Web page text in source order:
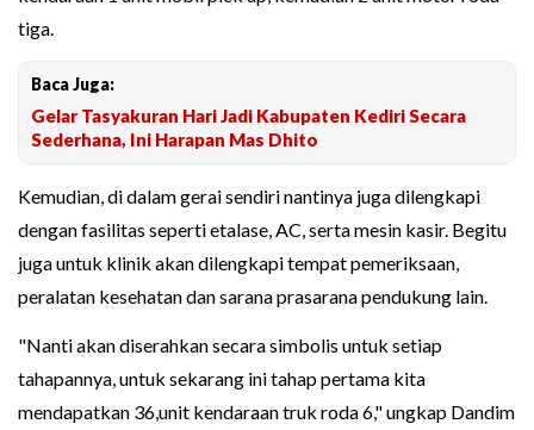
tiga.
Baca Juga:
Gelar Tasyakuran Hari Jadi Kabupaten Kediri Secara
Sederhana, Ini Harapan Mas Dhito
Kemudian, di dalam gerai sendiri nantinya juga dilengkapi
dengan fasilitas seperti etalase, AC, serta mesin kasir. Begitu
juga untuk klinik akan dilengkapi tempat pemeriksaan,
peralatan kesehatan dan sarana prasarana pendukung lain.
"Nanti akan diserahkan secara simbolis untuk setiap
tahapannya, untuk sekarang ini tahap pertama kita
mendapatkan 36,unit kendaraan truk roda 6," ungkap Dandim